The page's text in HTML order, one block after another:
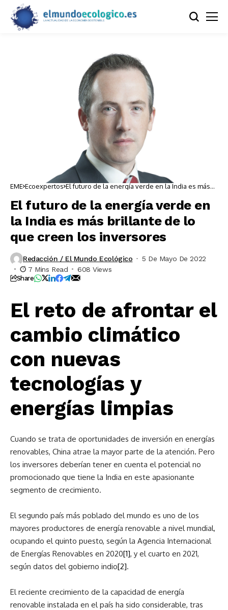
EME Ecoexpertos El futuro de la energía verde en la India es más
El futuro de la energía verde en
la India es más brillante de lo
que creen los inversores
Redacción / El Mundo Ecológico
5 De Mayo De 2022
7 Mins Read
608 Views
Share
El reto de afrontar el
cambio climático
con nuevas
tecnologías y
energías limpias
Cuando se trata de oportunidades de inversión en energías
renovables, China atrae la mayor parte de la atención. Pero
los inversores deberían tener en cuenta el potencial no
promocionado que tiene la India en este apasionante
segmento de crecimiento.
El segundo país más poblado del mundo es uno de los
mayores productores de energía renovable a nivel mundial,
ocupando el quinto puesto, según la Agencia Internacional
de Energías Renovables en 2020[1], y el cuarto en 2021,
según datos del gobierno indio[2].
El reciente crecimiento de la capacidad de energía
renovable instalada en el país ha sido considerable, tras